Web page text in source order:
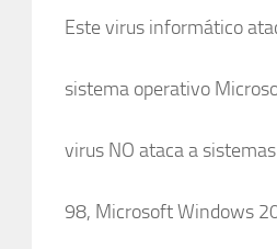
Este virus informático
sistema operativo
virus NO ataca a
98, Microsoft Windows